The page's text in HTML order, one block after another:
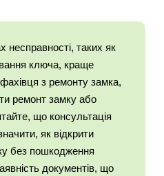
таких як
ключа, краще
з ремонту замка,
ремонт замку або
що консультація
як відкрити
без пошкодження
документів, що